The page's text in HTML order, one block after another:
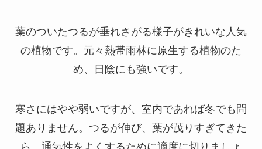
葉のついたつるが垂れさがる様子がきれいな人気
の植物です。元々熱帯雨林に原生する植物のた
め、日陰にも強いです。
寒さにはやや弱いですが、室内であれば冬でも問
題ありません。つるが伸び、葉が茂りすぎてきた
ら、通気性をよくするために適度に切りましょ